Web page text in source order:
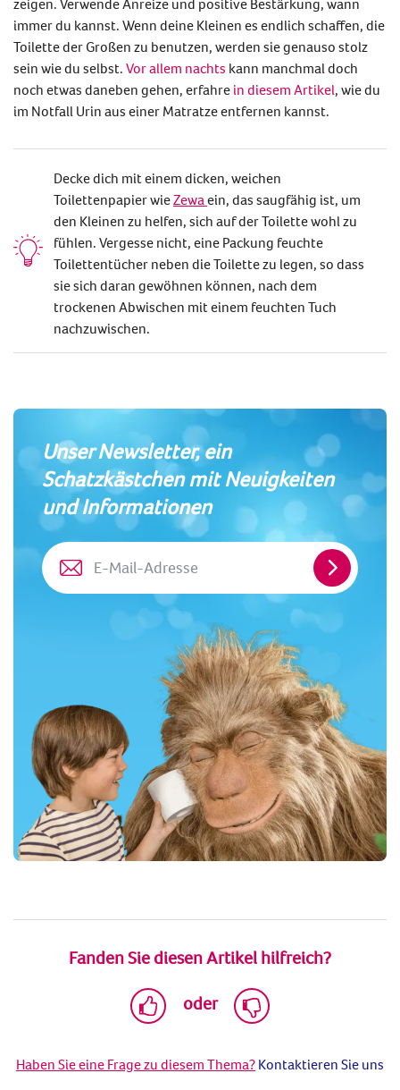
Unser Newsletter, ein
Schatzkästchen mit Neuigkeiten
und Informationen
E-
Mail-
Decke dich mit einem dicken, weichen
Toilettenpapier wieZewa ein, das saugfähig ist, um
den Kleinen zu helfen, sich auf der Toilette wohl zu
fühlen. Vergesse nicht, eine Packung feuchte
Toilettentücher neben die Toilette zu legen, so dass
sie sich daran gewöhnen können, nach dem
trockenen Abwischen mit einem feuchten Tuch
nachzuwischen.
immer du kannst. Wenn deine Kleinen es endlich schaffen, die
Toilette der Großen zu benutzen, werden sie genauso stolz
sein wie du selbst. Vor allem nachts kann manchmal doch
noch etwas daneben gehen, erfahre in diesem Artikel, wie du
im Notfall Urin aus einer Matratze entfernen kannst.
Fanden Sie diesen Artikel hilfreich?
oder
Haben Sie eine Frage zu diesem Thema? Kontaktieren Sie uns